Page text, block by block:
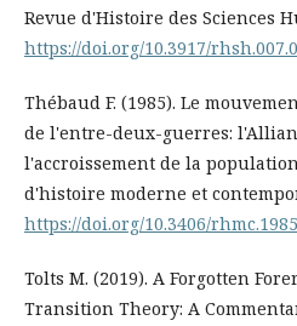
Revue d'Histoire des Sciences
https://doi.org/10.3917/
Thébaud F. (1985). Le
de l'entre-deux-guerres:
l'accroissement de la
d'histoire moderne et
https://doi.org/10.3406/
Tolts M. (2019). A Forgotten
Transition Theory: A